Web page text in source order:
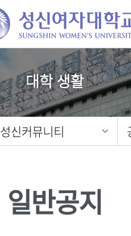
대학 생활
성신커뮤니티
일반공지